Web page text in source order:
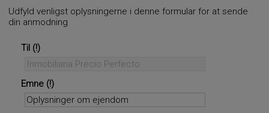
Udfyld venligst oplysningerne i denne formular for at sende
din anmodning
Til
Emne